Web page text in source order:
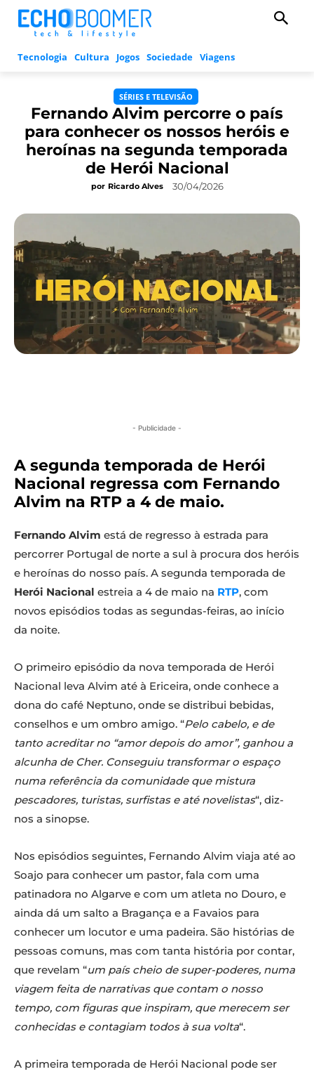
Tecnologia Cultura Jogos Sociedade Viagens
SÉRIES E TELEVISÃO
Fernando Alvim percorre o país
para conhecer os nossos heróis e
heroínas na segunda temporada
de Herói Nacional
por Ricardo Alves 30/04/2026
- Publicidade -
A segunda temporada de Herói
Nacional regressa com Fernando
Alvim na RTP a 4 de maio.
Fernando Alvim está de regresso à estrada para
percorrer Portugal de norte a sul à procura dos heróis
e heroínas do nosso país. A segunda temporada de
Herói Nacional estreia a 4 de maio na RTP, com
novos episódios todas as segundas-feiras, ao início
da noite.
O primeiro episódio da nova temporada de Herói
Nacional leva Alvim até à Ericeira, onde conhece a
dona do café Neptuno, onde se distribui bebidas,
conselhos e um ombro amigo. “Pelo cabelo, e de
tanto acreditar no “amor depois do amor”, ganhou a
alcunha de Cher. Conseguiu transformar o espaço
numa referência da comunidade que mistura
pescadores, turistas, surfistas e até novelistas“, diz-
nos a sinopse.
Nos episódios seguintes, Fernando Alvim viaja até ao
Soajo para conhecer um pastor, fala com uma
patinadora no Algarve e com um atleta no Douro, e
ainda dá um salto a Bragança e a Favaios para
conhecer um locutor e uma padeira. São histórias de
pessoas comuns, mas com tanta história por contar,
que revelam “um país cheio de super-poderes, numa
viagem feita de narrativas que contam o nosso
tempo, com figuras que inspiram, que merecem ser
conhecidas e contagiam todos à sua volta“.
A primeira temporada de Herói Nacional pode ser